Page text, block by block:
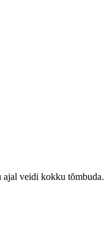
ajal veidi kokku tõmbuda.